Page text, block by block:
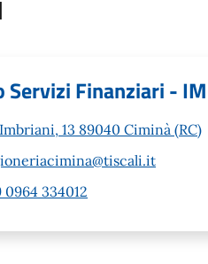
Servizi Finanziari -
13 89040 Ciminà (RC)
0964 334012